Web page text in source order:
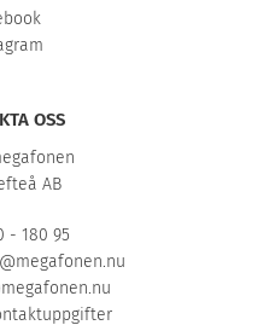
OSS
AB
- 180 95